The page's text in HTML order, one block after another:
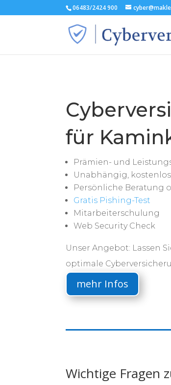
06483/2424 900
für
Prämien- und
Unabhängig, kostenlos
Persönliche Beratung
Gratis Pishing-Test
Mitarbeiterschulung
Web Security Check
Unser Angebot: Lassen
optimale
mehr Infos
Wichtige Fragen